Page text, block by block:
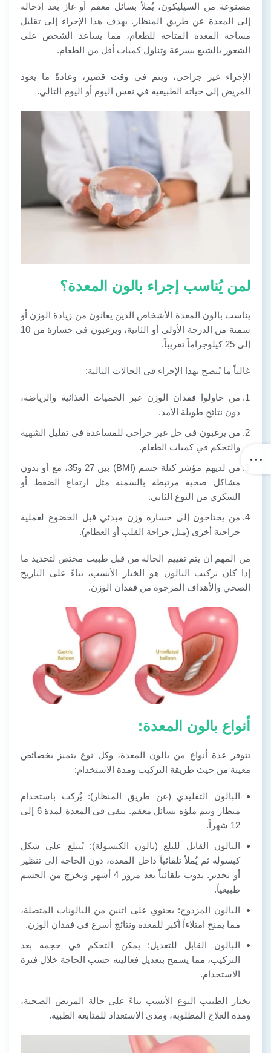
مصنوعة من السيليكون، يُملأ بسائل معقم أو غاز بعد إدخاله
إلى المعدة عن طريق المنظار. يهدف هذا الإجراء إلى تقليل
مساحة المعدة المتاحة للطعام، مما يساعد الشخص على
الشعور بالشبع بسرعة وتناول كميات أقل من الطعام.
الإجراء غير جراحي، ويتم في وقت قصير، وعادةً ما يعود
المريض إلى حياته الطبيعية في نفس اليوم أو اليوم التالي.
لمن يُناسب إجراء بالون المعدة؟
يناسب بالون المعدة الأشخاص الذين يعانون من زيادة الوزن أو
سمنة من الدرجة الأولى أو الثانية، ويرغبون في خسارة من 10
إلى 25 كيلوجراماً تقريباً.
غالباً ما يُنصح بهذا الإجراء في الحالات التالية:
من حاولوا فقدان الوزن عبر الحميات الغذائية والرياضة،
دون نتائج طويلة الأمد.
من يرغبون في حل غير جراحي للمساعدة في تقليل الشهية
والتحكم في كميات الطعام.
من لديهم مؤشر كتلة جسم (BMI) بين 27 و35، مع أو بدون
مشاكل صحية مرتبطة بالسمنة مثل ارتفاع الضغط أو
السكري من النوع الثاني.
من يحتاجون إلى خسارة وزن مبدئي قبل الخضوع لعملية
جراحية أخرى (مثل جراحة القلب أو العظام).
من المهم أن يتم تقييم الحالة من قبل طبيب مختص لتحديد ما
إذا كان تركيب البالون هو الخيار الأنسب، بناءً على التاريخ
الصحي والأهداف المرجوة من فقدان الوزن.
أنواع بالون المعدة:
تتوفر عدة أنواع من بالون المعدة، وكل نوع يتميز بخصائص
معينة من حيث طريقة التركيب ومدة الاستخدام:
البالون التقليدي (عن طريق المنظار): يُركب باستخدام
منظار ويتم ملؤه بسائل معقم. يبقى في المعدة لمدة 6 إلى
12 شهراً.
البالون القابل للبلع (بالون الكبسولة): يُبتلع على شكل
كبسولة ثم يُملأ تلقائياً داخل المعدة، دون الحاجة إلى تنظير
أو تخدير. يذوب تلقائياً بعد مرور 4 أشهر ويخرج من الجسم
طبيعياً.
البالون المزدوج: يحتوي على اثنين من البالونات المتصلة،
مما يمنح امتلاءاً أكبر للمعدة ونتائج أسرع في فقدان الوزن.
البالون القابل للتعديل: يمكن التحكم في حجمه بعد
التركيب، مما يسمح بتعديل فعاليته حسب الحاجة خلال فترة
الاستخدام.
يختار الطبيب النوع الأنسب بناءً على حالة المريض الصحية،
ومدة العلاج المطلوبة، ومدى الاستعداد للمتابعة الطبية.